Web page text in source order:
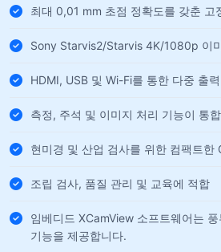
최대 0,01 mm 초점 정확도를 갖춘 고
Sony Starvis2/Starvis 4K/1080p 이
HDMI, USB 및 Wi-Fi를 통한 다중 출력
측정, 주석 및 이미지 처리 기능이 통
현미경 및 산업 검사를 위한 컴팩트한
조립 검사, 품질 관리 및 교육에 적합
임베디드 XCamView 소프트웨어는
기능을 제공합니다.